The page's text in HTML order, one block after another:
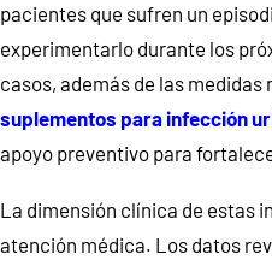
pacientes que sufren un
experimentarlo durante los
casos, además de las
suplementos para infección
apoyo preventivo para
La dimensión clínica de estas
atención médica. Los datos